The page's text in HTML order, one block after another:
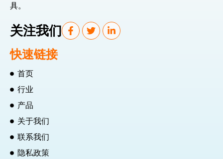
具。
关注我们
快速链接
首页
行业
产品
关于我们
联系我们
隐私政策